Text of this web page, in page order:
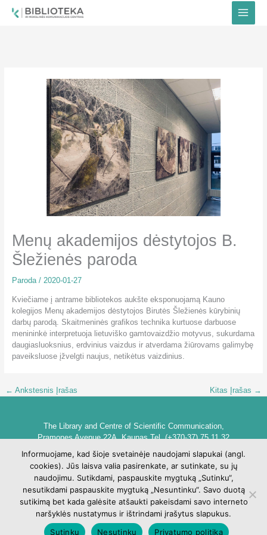
Menų akademijos dėstytojos B.
Šležienės paroda
Paroda/ 2020-01-27
Kviečiame į antrame bibliotekos aukšte eksponuojamą Kauno
kolegijos Menų akademijos dėstytojos Birutės Šležienės kūrybinių
darbų parodą. Skaitmeninės grafikos technika kurtuose darbuose
menininkė interpretuoja lietuviško gamtovaizdžio motyvus, sukurdama
daugiasluoksnius, erdvinius vaizdus ir atverdama žiūrovams galimybę
paveiksluose įžvelgti naujus, netikėtus vaizdinius.
← Ankstesnis Įrašas Kitas Įrašas →
The Library and Centre of Scientific Communication,
Pramones Avenue 22A, Kaunas Tel. (+370-37) 75 11 32
biblioteka@go.kauko.lt
Head of the Library dr. Lina Šarlauskienė
Kauno kolegijos biblioteka ir mokslinės komunikacijos centras,
Pramonės pr. 22A, Kaunas Tel. +370 (37) 75 11 32
biblioteka@go.kauko.lt
Bibliotekos vadovė Lina Šarlauskienė
Informuojame, kad šioje svetainėje naudojami slapukai (angl.
cookies). Jūs laisva valia pasirenkate, ar sutinkate, su jų
naudojimu. Sutikdami, paspauskite mygtuką „Sutinku“,
nesutikdami paspauskite mygtuką „Nesuntinku“. Savo duotą
sutikimą bet kada galėsite atšaukti pakeisdami savo interneto
naršyklės nustatymus ir ištrindami įrašytus slapukus.
Sutinku
Nesutinku Privatumo politika